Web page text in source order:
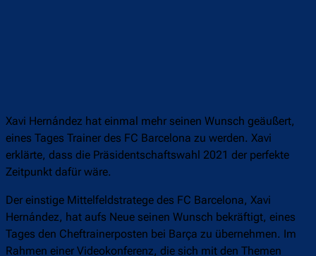
Xavi Hernández hat einmal mehr seinen Wunsch geäußert,
eines Tages Trainer des FC Barcelona zu werden. Xavi
erklärte, dass die Präsidentschaftswahl 2021 der perfekte
Zeitpunkt dafür wäre.
Der einstige Mittelfeldstratege des FC Barcelona, Xavi
Hernández, hat aufs Neue seinen Wunsch bekräftigt, eines
Tages den Cheftrainerposten bei Barça zu übernehmen. Im
Rahmen einer Videokonferenz, die sich mit den Themen